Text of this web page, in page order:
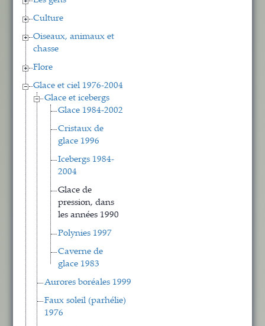
Culture
Oiseaux, animaux et
chasse
Flore
Glace et ciel 1976-2004
Glace et icebergs
Glace 1984-2002
Cristaux de
glace 1996
Icebergs 1984-
2004
Glace de
pression, dans
les années 1990
Polynies 1997
Caverne de
glace 1983
Aurores boréales 1999
Faux soleil (parhélie)
1976